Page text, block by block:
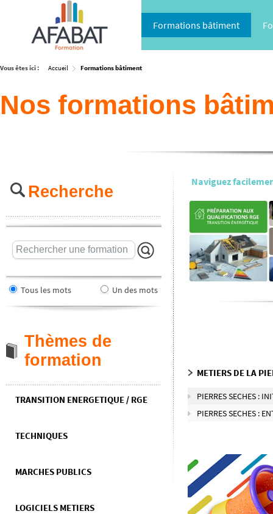
Formations bâtiment
Vous êtes ici : Accueil Formations bâtiment
Nos formations
Recherche
Tous les mots Un des mots
Thèmes de
formation
TRANSITION ENERGETIQUE / RGE
TECHNIQUES
MARCHES PUBLICS
LOGICIELS METIERS
Naviguez
METIERS DE LA
PIERRES SECHES :
PIERRES SECHES :